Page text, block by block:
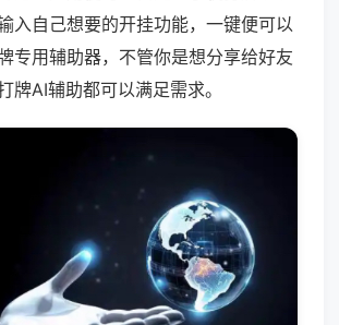
入自己想要的开挂功能，一键便可以
专用辅助器，不管你是想分享给好友
牌AI辅助都可以满足需求。